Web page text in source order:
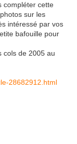
compléter cette
sur les
intéressé par vos
bafouille pour
cols de 2005 au
28682912.html